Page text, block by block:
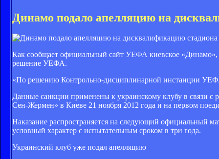
Динамо подало апелляцию на
Как сообщает официальный сайт УЕФА киевское «Динамо»,
решение УЕФА.
«По решению Контрольно-дисциплинарной инстанции
Данные санкции применены к украинскому клубу в связи
Сен-Жермен» в Киеве 21 ноября 2012 года и на первом
Наказание распространяется на следующий официальный
условный характер с испытательным сроком в три года.
Украинский клуб уже подал апелляцию